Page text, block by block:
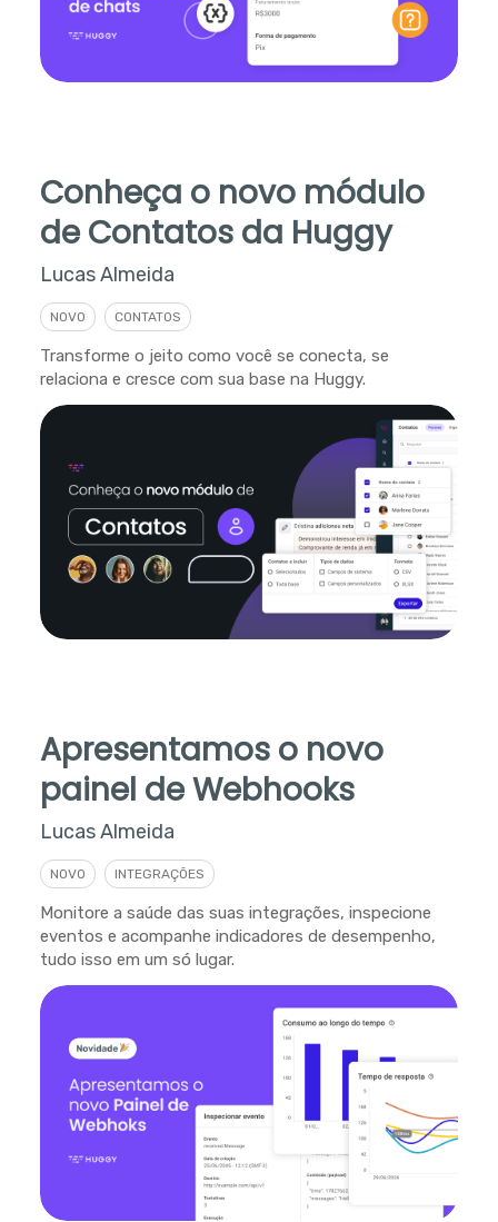
Conheça o novo módulo
de Contatos da Huggy
Lucas Almeida
NOVO CONTATOS
Transforme o jeito como você se conecta, se
relaciona e cresce com sua base na Huggy.
Apresentamos o novo
painel de Webhooks
Lucas Almeida
NOVO INTEGRAÇÕES
Monitore a saúde das suas integrações, inspecione
eventos e acompanhe indicadores de desempenho,
tudo isso em um só lugar.